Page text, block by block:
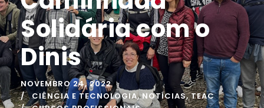
Solidária com o
Dinis
NOVEMBRO 24, 2022
CIÊNCIA E TECNOLOGIA, NOTÍCIAS, TEAC